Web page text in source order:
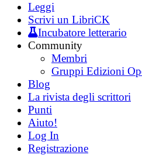
Leggi
Scrivi un LibriCK
Incubatore letterario
Community
Membri
Gruppi Edizioni
Blog
La rivista degli scrittori
Punti
Aiuto!
Log In
Registrazione